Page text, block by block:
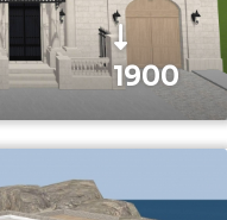
1900